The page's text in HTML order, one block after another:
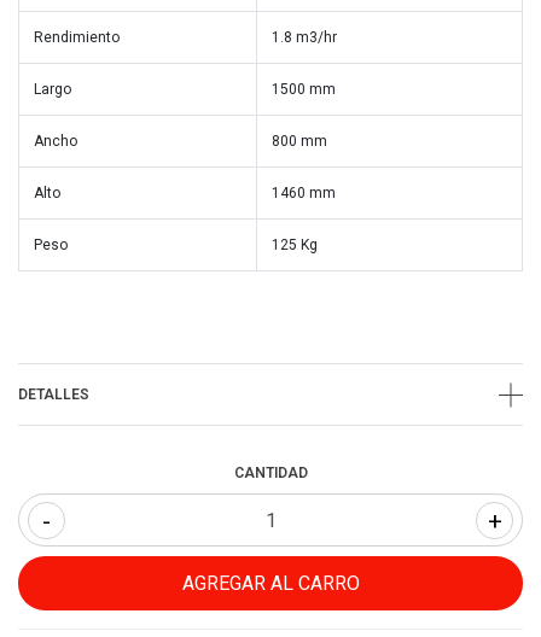
Rendimiento 1.8 m3/hr
Largo 1500 mm
Ancho 800 mm
Alto 1460 mm
Peso 125 Kg
DETALLES
CANTIDAD
+
-